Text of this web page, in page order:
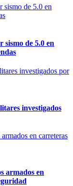
sismo de 5.0 en
investigados
armados en